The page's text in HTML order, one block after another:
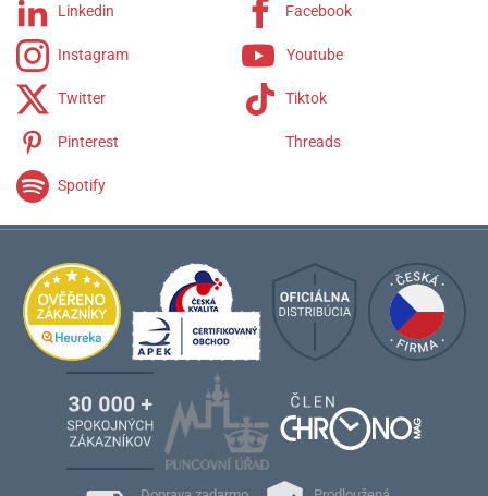
Linkedin Facebook
Instagram Youtube
Twitter Tiktok
Pinterest Threads
Spotify